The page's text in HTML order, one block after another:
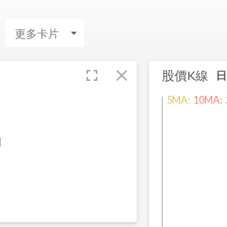
arrow_drop_down
fullscreen close 股價K線
5MA: 10MA: